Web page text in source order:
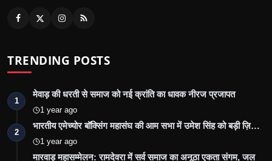
TRENDING POSTS
1
मेवाड़ की धरती से समाज को नई क्रांति का धावक नीरज प्रजापत
1 year ago
2
भारतीय एमेच्योर बॉक्सिंग महासंघ की आम सभा में उमेश सिंह को बड़ी ज़ि…
1 year ago
मारवाड़ महासम्मेलन: रामदेवरा में सर्व समाज का अनूठा एकता संगम, जल